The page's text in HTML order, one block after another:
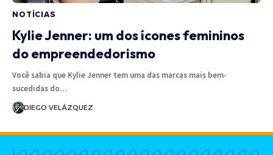
NOTÍCIAS
Kylie Jenner: um dos ícones femininos
do empreendedorismo
Você sabia que Kylie Jenner tem uma das marcas mais bem-
sucedidas do…
DIEGO VELÁZQUEZ